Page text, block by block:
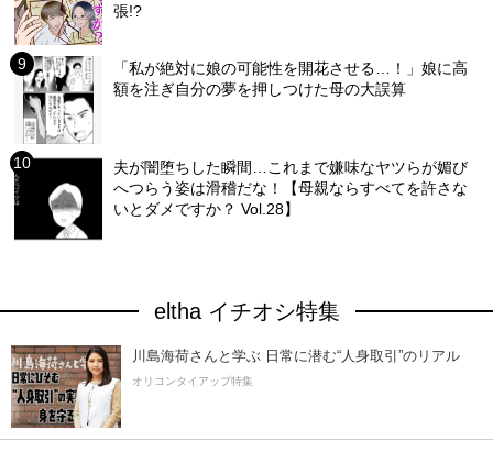
張!?
「私が絶対に娘の可能性を開花させる…！」娘に高
額を注ぎ自分の夢を押しつけた母の大誤算
夫が闇堕ちした瞬間…これまで嫌味なヤツらが媚び
へつらう姿は滑稽だな！【母親ならすべてを許さな
いとダメですか？ Vol.28】
eltha イチオシ特集
川島海荷さんと学ぶ 日常に潜む“人身取引”のリアル
オリコンタイアップ特集